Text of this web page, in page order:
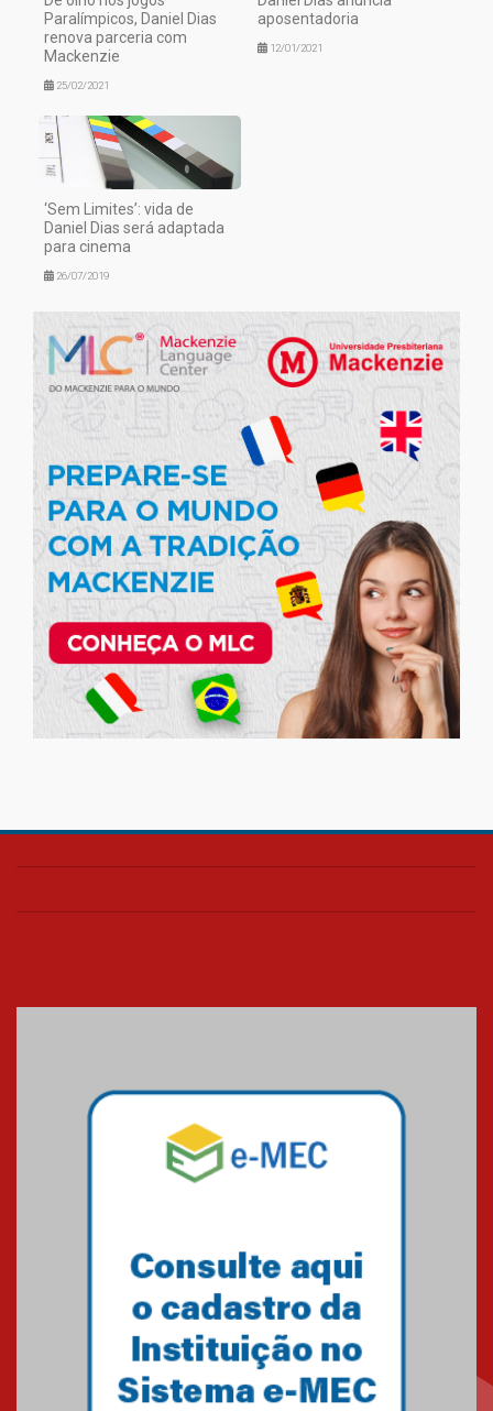
Paralímpicos, Daniel Dias
renova parceria com
Mackenzie
25/02/2021
aposentadoria
12/01/2021
‘Sem Limites’: vida de
Daniel Dias será adaptada
para cinema
26/07/2019